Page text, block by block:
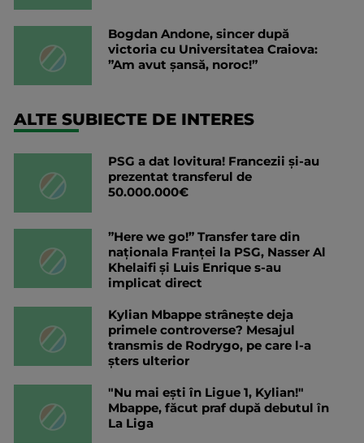
Bogdan Andone, sincer după
victoria cu Universitatea Craiova:
”Am avut șansă, noroc!”
ALTE SUBIECTE DE INTERES
PSG a dat lovitura! Francezii și-au
prezentat transferul de
50.000.000€
”Here we go!” Transfer tare din
naționala Franței la PSG, Nasser Al
Khelaifi și Luis Enrique s-au
implicat direct
Kylian Mbappe strânește deja
primele controverse? Mesajul
transmis de Rodrygo, pe care l-a
șters ulterior
"Nu mai ești în Ligue 1, Kylian!"
Mbappe, făcut praf după debutul în
La Liga